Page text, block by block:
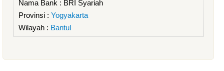
Nama Bank : BRI Syariah
Provinsi : Yogyakarta
Wilayah : Bantul